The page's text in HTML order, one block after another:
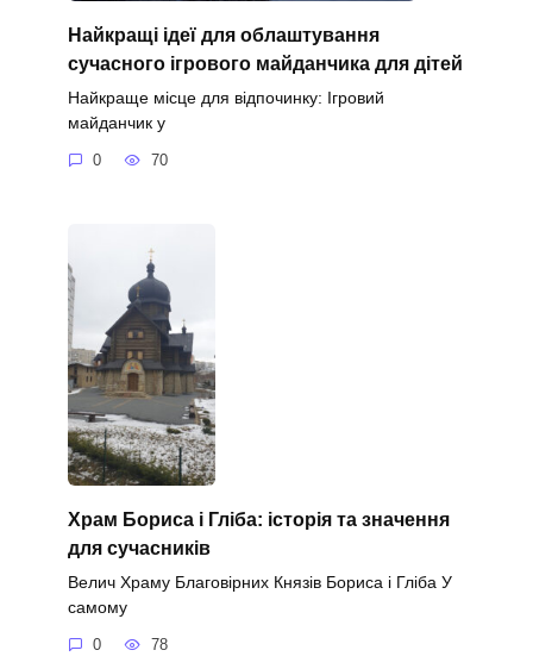
Найкращі ідеї для облаштування
сучасного ігрового майданчика для дітей
Найкраще місце для відпочинку: Ігровий
майданчик у
0 70
Храм Бориса і Гліба: історія та значення
для сучасників
Велич Храму Благовірних Князів Бориса і Гліба У
самому
0 78